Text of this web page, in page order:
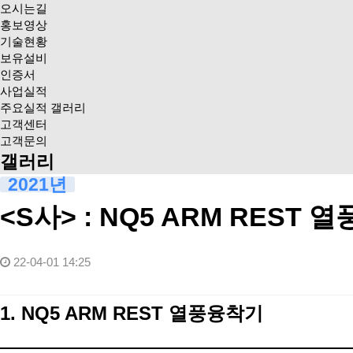
오시는길
홍보영상
기술현황
보유설비
인증서
사업실적
주요실적 갤러리
고객센터
고객문의
갤러리
2021년
<S사> : NQ5 ARM REST 열
22-04-01 14:25
1. NQ5 ARM REST 열풍융착기